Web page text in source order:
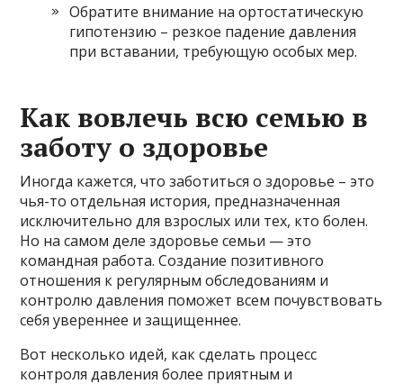
Обратите внимание на ортостатическую
гипотензию – резкое падение давления
при вставании, требующую особых мер.
Как вовлечь всю семью в
заботу о здоровье
Иногда кажется, что заботиться о здоровье – это
чья-то отдельная история, предназначенная
исключительно для взрослых или тех, кто болен.
Но на самом деле здоровье семьи — это
командная работа. Создание позитивного
отношения к регулярным обследованиям и
контролю давления поможет всем почувствовать
себя увереннее и защищеннее.
Вот несколько идей, как сделать процесс
контроля давления более приятным и